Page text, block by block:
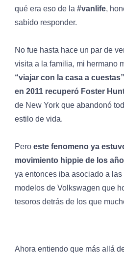
qué era eso de la #vanlife,
sabido responder.
No fue hasta hace un par de
visita a la familia, mi hermano
“viajar con la casa a
en 2011 recuperó Foster
de New York que abandonó
estilo de vida.
Pero este fenomeno ya
movimiento hippie de los
ya entonces iba asociado a
modelos de Volkswagen que
tesoros detrás de los que
Ahora entiendo que más allá